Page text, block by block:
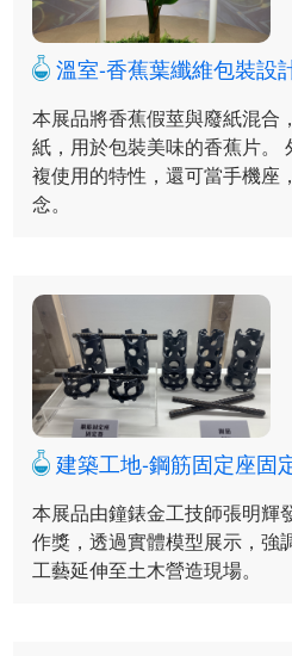
溫室-香蕉葉纖維包裝設
本展品將香蕉假莖與廢紙混合
紙，用於包裝美味的香蕉片。
複使用的特性，還可當手機座
念。
建築工地-鋼筋固定座固
本展品由鐘錶金工技師張明輝
作獎，透過實體模型展示，強
工藝延伸至土木營造現場。